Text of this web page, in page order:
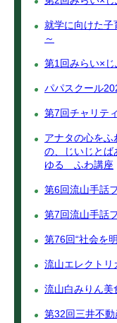
就学に向けた
～
第1回みらい×
パパスクール
第7回チャリテ
アナタの心を
の、じいじと
ゆる ふわ講座
第6回流山手話
第7回流山手話
第76回“社会を
流山エレクトリ
流山白みりん美
第32回三井不